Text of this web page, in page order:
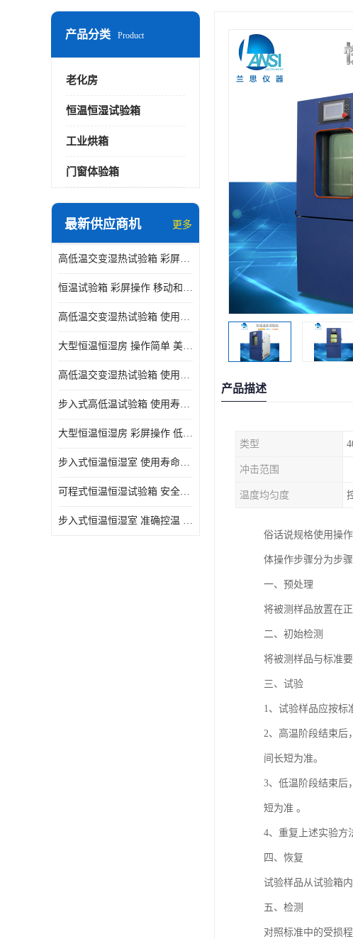
产品分类 Product
老化房
恒温恒湿试验箱
工业烘箱
门窗体验箱
最新供应商机 更多
高低温交变湿热试验箱 彩屏操作 移动和放置方便
恒温试验箱 彩屏操作 移动和放置方便
高低温交变湿热试验箱 使用寿命长 优良外油漆
大型恒温恒湿房 操作简单 美观实用 清洁更方便
高低温交变湿热试验箱 使用寿命长 造型美观大方新颖
步入式高低温试验箱 使用寿命长 低耗电量 平稳电流
大型恒温恒湿房 彩屏操作 低耗电量 平稳电流
步入式恒温恒湿室 使用寿命长 移动和放置方便
可程式恒温恒湿试验箱 安全可靠 美观实用 清洁更方便
步入式恒温恒湿室 准确控温 试验周期自动化程度高
产品描述
类型
冲击范围
温度均匀度
俗话说规格使用操
体操作步骤分为步
一、预处理
将被测样品放置在
二、初始检测
将被测样品与标准
三、试验
1、试验样品应按标
2、高温阶段结束后
间长短为准。
3、低温阶段结束后
短为准 。
4、重复上述实验方
四、恢复
试验样品从试验箱
五、检测
对照标准中的受损